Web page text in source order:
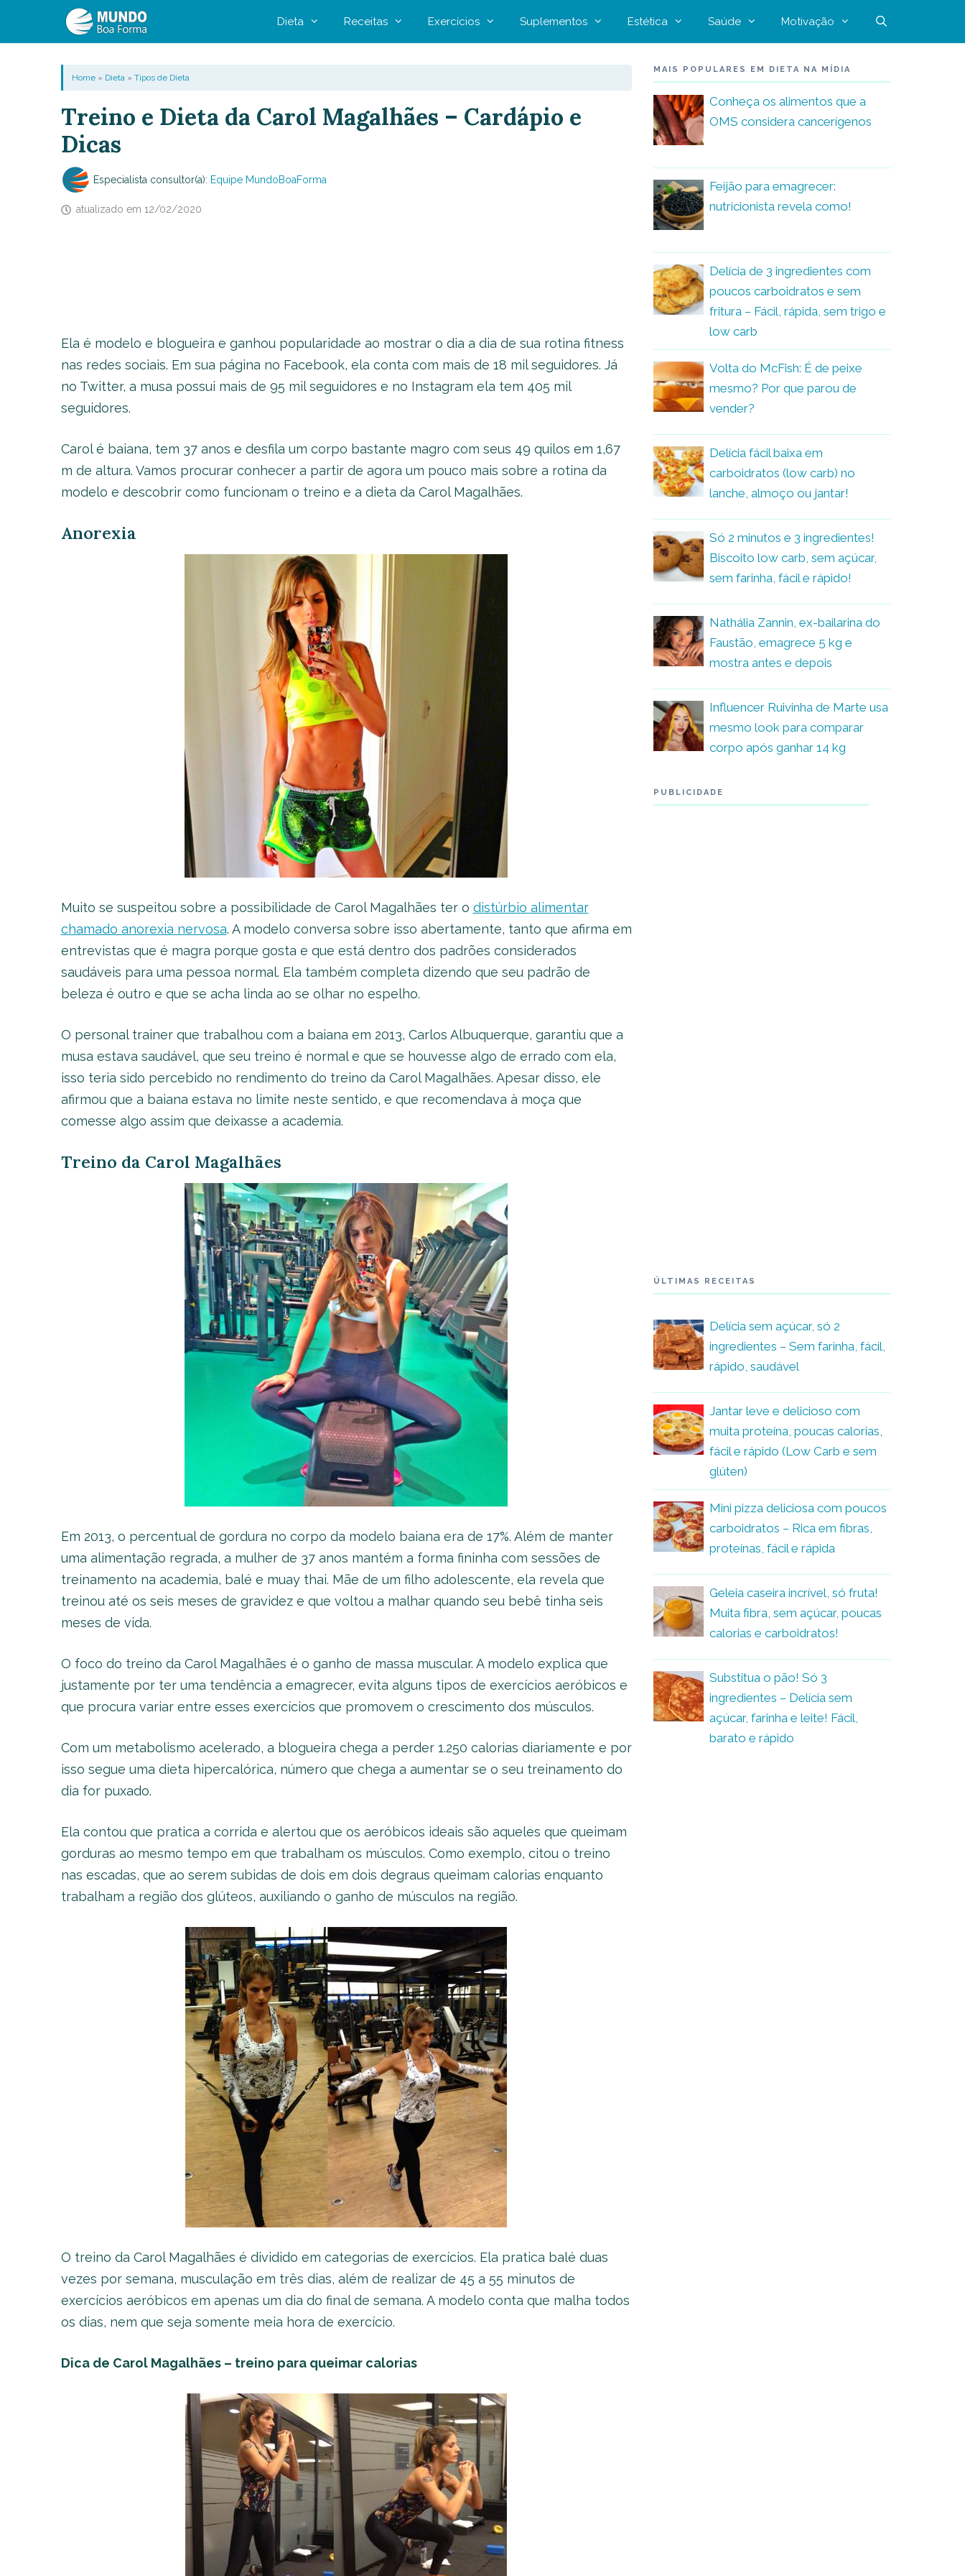
Dieta Receitas Exercícios Suplementos Estética Saúde Motivação
Home» Dieta» Tipos de Dieta
Treino e Dieta da Carol Magalhães – Cardápio e
Dicas
Especialista consultor(a): Equipe MundoBoaForma
atualizado em 12/02/2020
Ela é modelo e blogueira e ganhou popularidade ao mostrar o dia a dia de sua rotina fitness
nas redes sociais. Em sua página no Facebook, ela conta com mais de 18 mil seguidores. Já
no Twitter, a musa possui mais de 95 mil seguidores e no Instagram ela tem 405 mil
seguidores.
Carol é baiana, tem 37 anos e desfila um corpo bastante magro com seus 49 quilos em 1,67
m de altura. Vamos procurar conhecer a partir de agora um pouco mais sobre a rotina da
modelo e descobrir como funcionam o treino e a dieta da Carol Magalhães.
Anorexia
Muito se suspeitou sobre a possibilidade de Carol Magalhães ter o distúrbio alimentar
chamado anorexia nervosa. A modelo conversa sobre isso abertamente, tanto que afirma em
entrevistas que é magra porque gosta e que está dentro dos padrões considerados
saudáveis para uma pessoa normal. Ela também completa dizendo que seu padrão de
beleza é outro e que se acha linda ao se olhar no espelho.
O personal trainer que trabalhou com a baiana em 2013, Carlos Albuquerque, garantiu que a
musa estava saudável, que seu treino é normal e que se houvesse algo de errado com ela,
isso teria sido percebido no rendimento do treino da Carol Magalhães. Apesar disso, ele
afirmou que a baiana estava no limite neste sentido, e que recomendava à moça que
comesse algo assim que deixasse a academia.
Treino da Carol Magalhães
Em 2013, o percentual de gordura no corpo da modelo baiana era de 17%. Além de manter
uma alimentação regrada, a mulher de 37 anos mantém a forma fininha com sessões de
treinamento na academia, balé e muay thai. Mãe de um filho adolescente, ela revela que
treinou até os seis meses de gravidez e que voltou a malhar quando seu bebê tinha seis
meses de vida.
O foco do treino da Carol Magalhães é o ganho de massa muscular. A modelo explica que
justamente por ter uma tendência a emagrecer, evita alguns tipos de exercícios aeróbicos e
que procura variar entre esses exercícios que promovem o crescimento dos músculos.
Com um metabolismo acelerado, a blogueira chega a perder 1.250 calorias diariamente e por
isso segue uma dieta hipercalórica, número que chega a aumentar se o seu treinamento do
dia for puxado.
Ela contou que pratica a corrida e alertou que os aeróbicos ideais são aqueles que queimam
gorduras ao mesmo tempo em que trabalham os músculos. Como exemplo, citou o treino
nas escadas, que ao serem subidas de dois em dois degraus queimam calorias enquanto
trabalham a região dos glúteos, auxiliando o ganho de músculos na região.
O treino da Carol Magalhães é dividido em categorias de exercícios. Ela pratica balé duas
vezes por semana, musculação em três dias, além de realizar de 45 a 55 minutos de
exercícios aeróbicos em apenas um dia do final de semana. A modelo conta que malha todos
os dias, nem que seja somente meia hora de exercício.
Dica de Carol Magalhães – treino para queimar calorias
MAIS POPULARES EM DIETA NA MÍDIA
Conheça os alimentos que a
OMS considera cancerígenos
Feijão para emagrecer:
nutricionista revela como!
Delícia de 3 ingredientes com
poucos carboidratos e sem
fritura – Fácil, rápida, sem trigo e
low carb
Volta do McFish: É de peixe
mesmo? Por que parou de
vender?
Delícia fácil baixa em
carboidratos (low carb) no
lanche, almoço ou jantar!
Só 2 minutos e 3 ingredientes!
Biscoito low carb, sem açúcar,
sem farinha, fácil e rápido!
Nathália Zannin, ex-bailarina do
Faustão, emagrece 5 kg e
mostra antes e depois
Influencer Ruivinha de Marte usa
mesmo look para comparar
corpo após ganhar 14 kg
PUBLICIDADE
ÚLTIMAS RECEITAS
Delícia sem açúcar, só 2
ingredientes – Sem farinha, fácil,
rápido, saudável
Jantar leve e delicioso com
muita proteína, poucas calorias,
fácil e rápido (Low Carb e sem
glúten)
Mini pizza deliciosa com poucos
carboidratos – Rica em fibras,
proteínas, fácil e rápida
Geleia caseira incrível, só fruta!
Muita fibra, sem açúcar, poucas
calorias e carboidratos!
Substitua o pão! Só 3
ingredientes – Delícia sem
açúcar, farinha e leite! Fácil,
barato e rápido